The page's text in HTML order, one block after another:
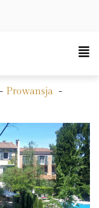
Prowansja